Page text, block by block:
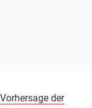
Vorhersage der